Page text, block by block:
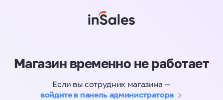
Магазин временно не работает
Если вы сотрудник магазина —
войдите в панель администратора